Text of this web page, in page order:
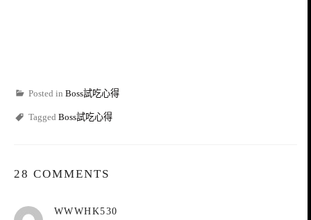
Posted in Boss試吃心得
Tagged Boss試吃心得
28 COMMENTS
WWWHK530